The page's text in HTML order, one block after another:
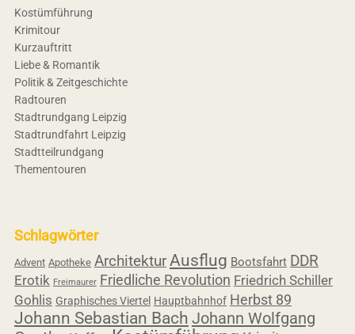
Kostümführung
Krimitour
Kurzauftritt
Liebe & Romantik
Politik & Zeitgeschichte
Radtouren
Stadtrundgang Leipzig
Stadtrundfahrt Leipzig
Stadtteilrundgang
Thementouren
Schlagwörter
Advent Apotheke ArchitekturAusflug Bootsfahrt DDR
Erotik Freimaurer Friedliche Revolution Friedrich Schiller
Gohlis Graphisches Viertel Hauptbahnhof Herbst 89
Johann Sebastian Bach Johann Wolfgang